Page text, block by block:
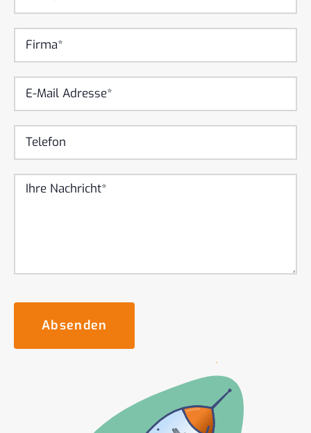
Absenden